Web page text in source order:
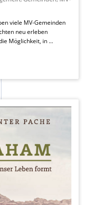
viele MV-Gemeinden
neu erleben
Möglichkeit, in ...